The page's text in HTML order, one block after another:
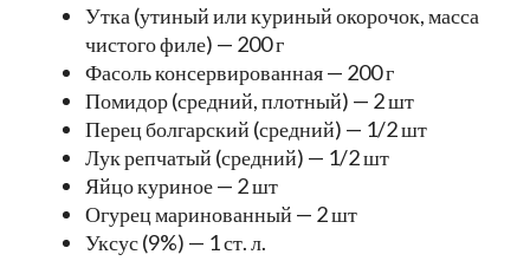
Утка (утиный или куриный окорочок, масса
чистого филе) — 200 г
Фасоль консервированная — 200 г
Помидор (средний, плотный) — 2 шт
Перец болгарский (средний) — 1/2 шт
Лук репчатый (средний) — 1/2 шт
Яйцо куриное — 2 шт
Огурец маринованный — 2 шт
Уксус (9%) — 1 ст. л.